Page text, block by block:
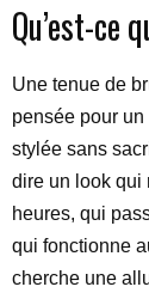
Qu’est-ce
Une tenue de
pensée pour un
stylée sans
dire un look qui
heures, qui
qui fonctionne
cherche une